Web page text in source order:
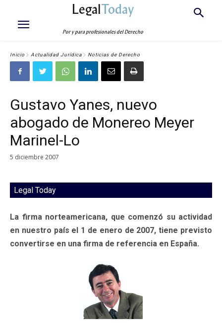
LegalToday
Por y para profesionales del Derecho
Inicio Actualidad Jurídica Noticias de Derecho
Gustavo Yanes, nuevo
abogado de Monereo Meyer
Marinel-Lo
5 diciembre 2007
Legal Today
La firma norteamericana, que comenzó su actividad
en nuestro país el 1 de enero de 2007, tiene previsto
convertirse en una firma de referencia en España.